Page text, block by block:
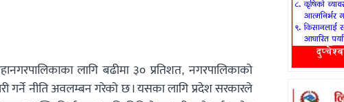
लागि बढीमा ३० प्रतिशत, नगरपालिकाको
गर्ने नीति अवलम्बन गरेको छ । यसका लागि प्रदेश सरकारले